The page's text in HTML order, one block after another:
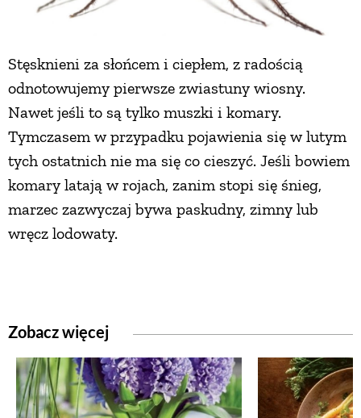
Stęsknieni za słońcem i ciepłem, z radością
odnotowujemy pierwsze zwiastuny wiosny.
Nawet jeśli to są tylko muszki i komary.
Tymczasem w przypadku pojawienia się w lutym
tych ostatnich nie ma się co cieszyć. Jeśli bowiem
komary latają w rojach, zanim stopi się śnieg,
marzec zazwyczaj bywa paskudny, zimny lub
wręcz lodowaty.
Zobacz więcej